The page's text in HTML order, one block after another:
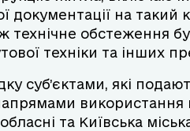
документації на такий
технічне обстеження
техніки та інших
суб’єктами, які
та Київська